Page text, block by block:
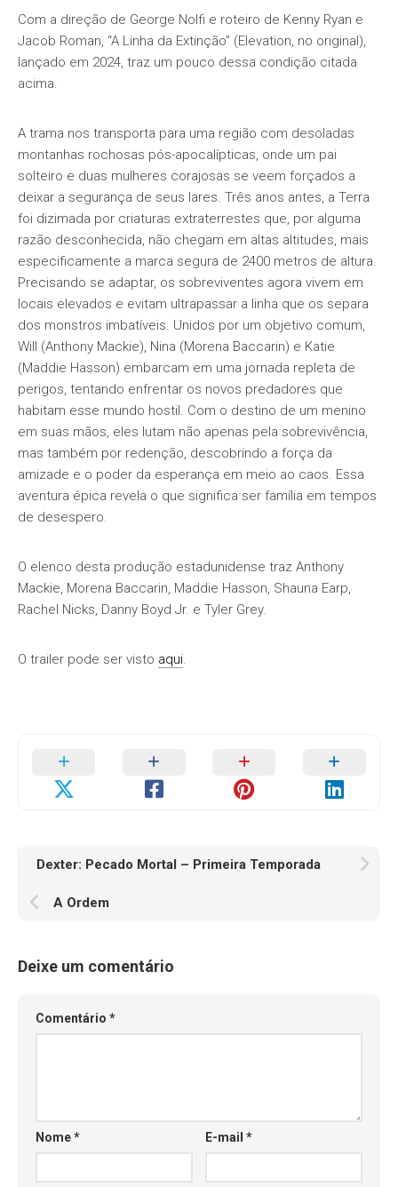
Com a direção de George Nolfi e roteiro de Kenny Ryan e
Jacob Roman, “A Linha da Extinção” (Elevation, no original),
lançado em 2024, traz um pouco dessa condição citada
acima.
A trama nos transporta para uma região com desoladas
montanhas rochosas pós-apocalípticas, onde um pai
solteiro e duas mulheres corajosas se veem forçados a
deixar a segurança de seus lares. Três anos antes, a Terra
foi dizimada por criaturas extraterrestes que, por alguma
razão desconhecida, não chegam em altas altitudes, mais
especificamente a marca segura de 2400 metros de altura.
Precisando se adaptar, os sobreviventes agora vivem em
locais elevados e evitam ultrapassar a linha que os separa
dos monstros imbatíveis. Unidos por um objetivo comum,
Will (Anthony Mackie), Nina (Morena Baccarin) e Katie
(Maddie Hasson) embarcam em uma jornada repleta de
perigos, tentando enfrentar os novos predadores que
habitam esse mundo hostil. Com o destino de um menino
em suas mãos, eles lutam não apenas pela sobrevivência,
mas também por redenção, descobrindo a força da
amizade e o poder da esperança em meio ao caos. Essa
aventura épica revela o que significa ser família em tempos
de desespero.
O elenco desta produção estadunidense traz Anthony
Mackie, Morena Baccarin, Maddie Hasson, Shauna Earp,
Rachel Nicks, Danny Boyd Jr. e Tyler Grey.
O trailer pode ser visto aqui.
Dexter: Pecado Mortal – Primeira Temporada
A Ordem
Deixe um comentário
Comentário *
Nome* E-mail*